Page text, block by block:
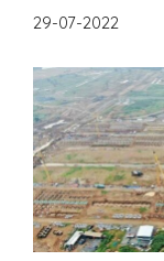
29-07-2022